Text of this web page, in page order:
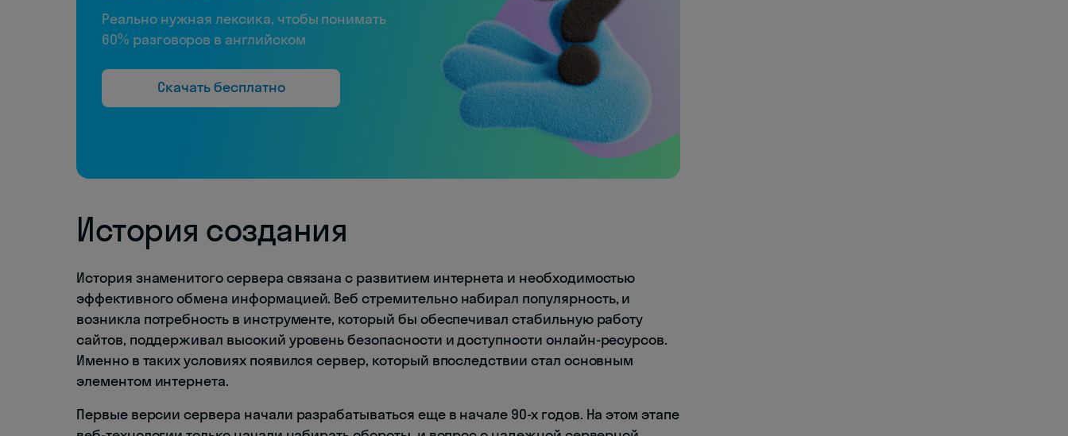
Реально нужная лексика, чтобы понимать
60% разговоров в английском
Скачать бесплатно
История создания
История знаменитого сервера связана с развитием интернета и необходимостью
эффективного обмена информацией. Веб стремительно набирал популярность, и
возникла потребность в инструменте, который бы обеспечивал стабильную работу
сайтов, поддерживал высокий уровень безопасности и доступности онлайн-ресурсов.
Именно в таких условиях появился сервер, который впоследствии стал основным
элементом интернета.
Первые версии сервера начали разрабатываться еще в начале 90-х годов. На этом этапе